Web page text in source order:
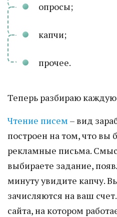
опросы;
капчи;
прочее.
Теперь разбираю каждую
Чтение писем – вид
построен на том, что вы
рекламные письма.
выбираете задание,
минуту увидите капчу.
зачисляются на ваш
сайта, на котором